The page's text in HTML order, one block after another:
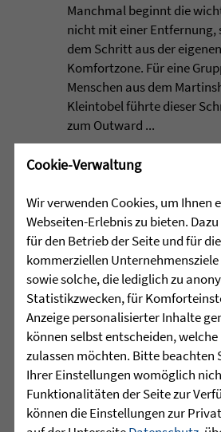
Manchmal beginnt die
nicht mit einer Entfernung,
dem Schritt aus der eigenen
Komfortzone. Für eine
Menschen aus dem
Kleintobel führte dieser
zum Outward ...
mehr lesen
30.07.2026 |•HÖR-
Das Hafenkindle
August-Friedrich-
Schule
Besonderen Besuch
Grundschülerinnen und
der August-Friedrich-
Friedrichshafen noch kurz
Cookie-Verwaltung
Wir verwenden Cookies, um Ihnen
Webseiten-Erlebnis zu bieten.
für den Betrieb der Seite und für
kommerziellen
sowie solche, die lediglich zu
Statistikzwecken, für
Anzeige personalisierter Inhalte
können selbst entscheiden,
zulassen möchten. Bitte beachten
Ihrer Einstellungen womöglich
Funktionalitäten der Seite zur
können die Einstellungen zur